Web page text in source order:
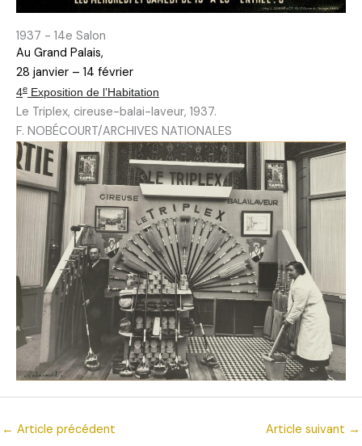
1937 - 14e Salon
Au Grand Palais,
28 janvier – 14 février
4e Exposition de l’Habitation
Le Triplex, cireuse-balai-laveur, 1937.
F. NOBÉCOURT/ARCHIVES NATIONALES
← Article précédent Article suivant →